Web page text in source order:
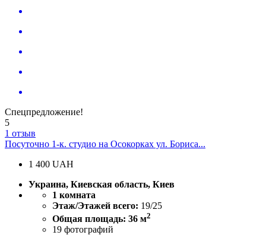
Спецпредложение!
5
1 отзыв
Посуточно 1-к. студио на Осокорках ул. Бориса...
1 400 UAH
Украина, Киевская область, Киев
1 комната
Этаж/Этажей всего: 19/25
Общая площадь: 36 м2
19 фотографий